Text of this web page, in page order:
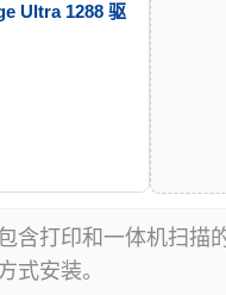
Ultra 1288 驱
含打印和一体机扫描
式安装。